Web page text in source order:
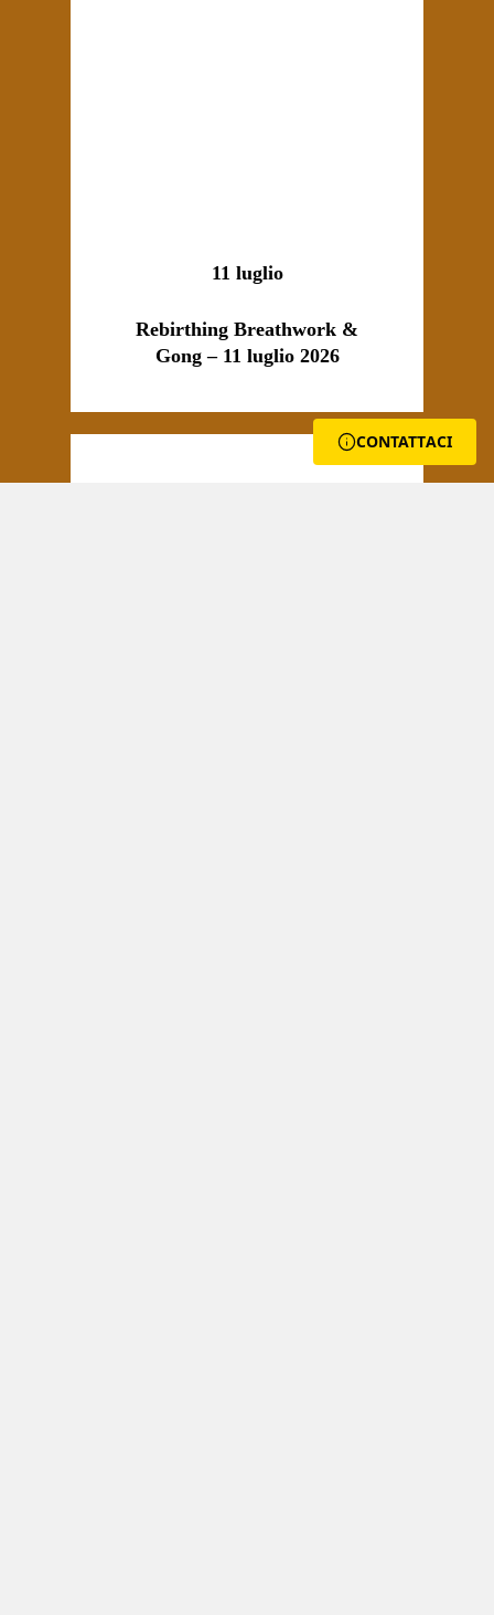
CONTATTACI
11 luglio
Rebirthing Breathwork &
Gong – 11 luglio 2026